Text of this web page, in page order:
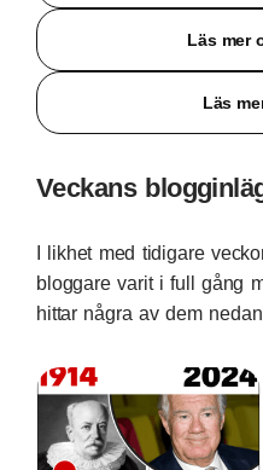
Läs mer
Läs
Veckans
I likhet med tidigare
bloggare varit i full gång
hittar några av dem